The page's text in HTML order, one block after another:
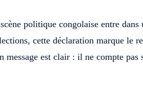
politique congolaise entre dans
cette déclaration marque le
message est clair : il ne compte pas